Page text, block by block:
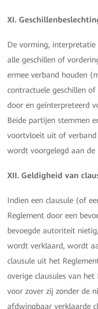
XI.
De vorming, interpretatie
alle geschillen of
ermee verband houden
contractuele geschillen
door en geïnterpreteerd
Beide partijen stemmen
voortvloeit uit of
wordt voorgelegd aan de
XII. Geldigheid van
Indien een clausule (of
Reglement door een
bevoegde autoriteit
wordt verklaard, wordt
clausule uit het
overige clausules van
voor zover zij zonder de
afdwingbaar verklaarde